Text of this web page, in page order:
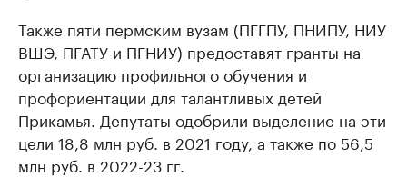
Также пяти пермским вузам (ПГГПУ, ПНИПУ, НИУ
ВШЭ, ПГАТУ и ПГНИУ) предоставят гранты на
организацию профильного обучения и
профориентации для талантливых детей
Прикамья. Депутаты одобрили выделение на эти
цели 18,8 млн руб. в 2021 году, а также по 56,5
млн руб. в 2022-23 гг.